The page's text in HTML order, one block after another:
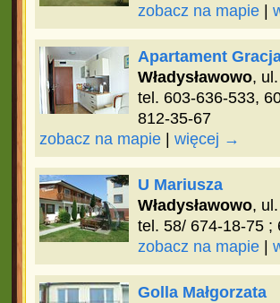
zobacz na mapie|
Apartament
Władysławowo,
tel. 603-636-533,
812-35-67
zobacz na mapie| więcej →
U Mariusza
Władysławowo,
tel. 58/ 674-18-75 ;
zobacz na mapie|
Golla Małgorzata